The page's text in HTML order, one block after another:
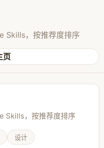
Skills，按推荐度排序
页
Skills，按推荐度排序
设计